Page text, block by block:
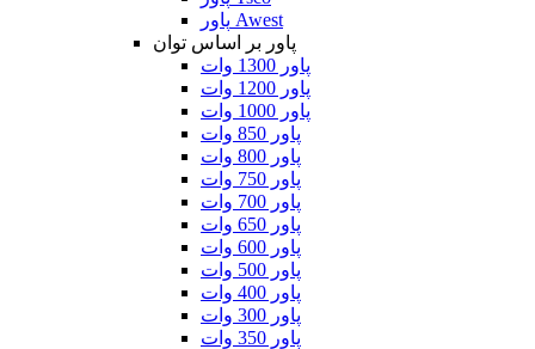
پاور Awest
پاور بر اساس توان
پاور 1300 وات
پاور 1200 وات
پاور 1000 وات
پاور 850 وات
پاور 800 وات
پاور 750 وات
پاور 700 وات
پاور 650 وات
پاور 600 وات
پاور 500 وات
پاور 400 وات
پاور 300 وات
پاور 350 وات